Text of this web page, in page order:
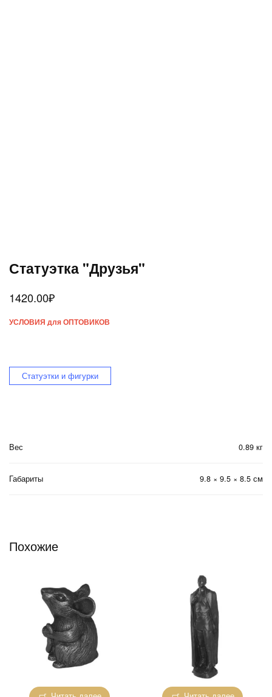
Статуэтка "Друзья"
1420.00₽
УСЛОВИЯ для ОПТОВИКОВ
Статуэтки и фигурки
Вес 0.89 кг
Габариты 9.8 × 9.5 × 8.5 см
Похожие